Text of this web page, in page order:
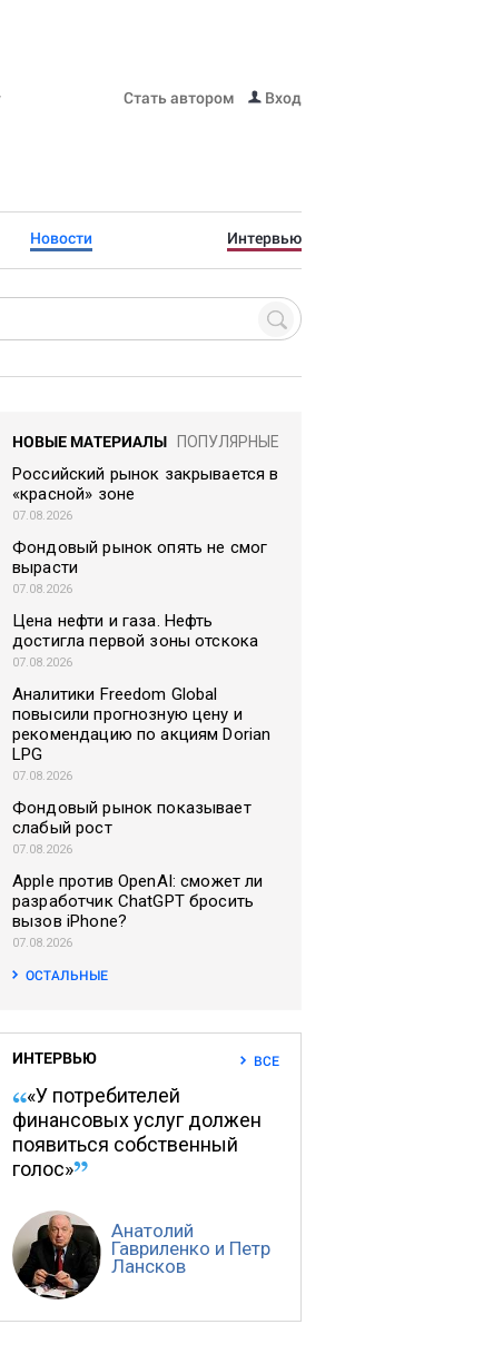
Стать автором Вход
Новости Интервью
НОВЫЕ МАТЕРИАЛЫ ПОПУЛЯРНЫЕ
Российский рынок закрывается в
«красной» зоне
07.08.2026
Фондовый рынок опять не смог
вырасти
07.08.2026
Цена нефти и газа. Нефть
достигла первой зоны отскока
07.08.2026
Аналитики Freedom Global
повысили прогнозную цену и
рекомендацию по акциям Dorian
LPG
07.08.2026
Фондовый рынок показывает
слабый рост
07.08.2026
Apple против OpenAI: сможет ли
разработчик ChatGPT бросить
вызов iPhone?
07.08.2026
ОСТАЛЬНЫЕ
ИНТЕРВЬЮ ВСЕ
«У потребителей
финансовых услуг должен
появиться собственный
голос»
Анатолий
Гавриленко и Петр
Лансков